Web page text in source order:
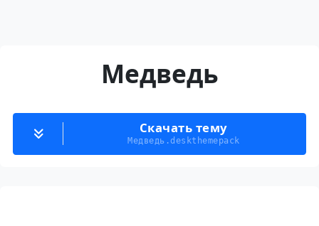
Медведь
Скачать тему
Медведь.deskthemepack